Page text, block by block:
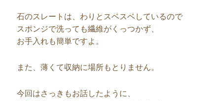
石のスレートは、わりとスベスベしているので
スポンジで洗っても繊維がくっつかず、
お手入れも簡単ですよ。
また、薄くて収納に場所もとりません。
今回はさっきもお話したように、